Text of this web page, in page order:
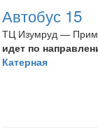
Автобус 15
ТЦ Изумруд —
идет по
Катерная